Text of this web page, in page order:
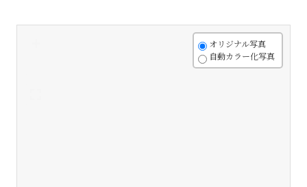
オリジナル写真
自動カラー化写真